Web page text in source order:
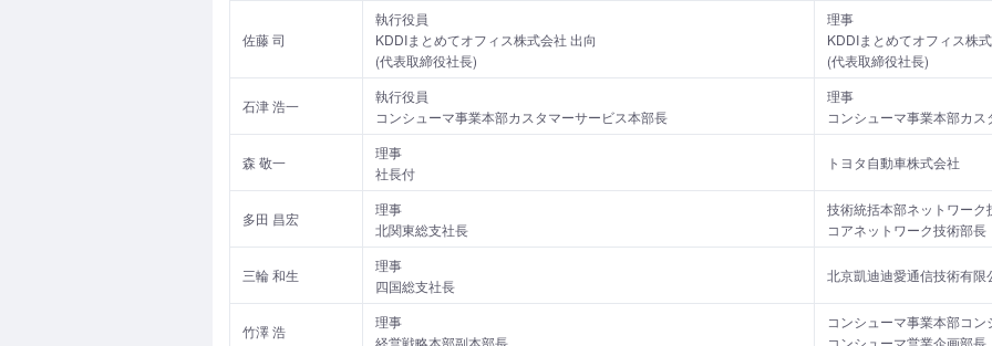
佐藤 司
執行役員
KDDIまとめてオフィス株式会社 出向
(代表取締役社長)
理事
KDDIまとめてオフィス株
(代表取締役社長)
石津 浩一
執行役員
コンシューマ事業本部カスタマーサービス本部長
理事
コンシューマ事業本部カ
森 敬一
理事
社長付
トヨタ自動車株式会社
多田 昌宏
理事
北関東総支社長
技術統括本部ネットワーク
コアネットワーク技術部長
三輪 和生
理事
四国総支社長
北京凱迪迪愛通信技術有限
竹澤 浩
理事
経営戦略本部副本部長
コンシューマ事業本部コ
コンシューマ営業企画部長